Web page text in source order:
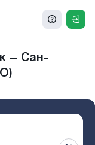
— Сан-